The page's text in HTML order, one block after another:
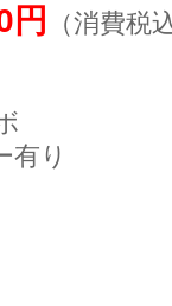
円 （消費税
有り